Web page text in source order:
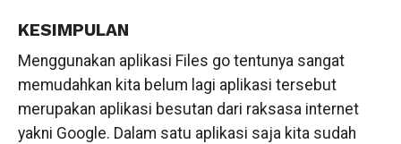
KESIMPULAN
Menggunakan aplikasi Files go tentunya sangat
memudahkan kita belum lagi aplikasi tersebut
merupakan aplikasi besutan dari raksasa internet
yakni Google. Dalam satu aplikasi saja kita sudah